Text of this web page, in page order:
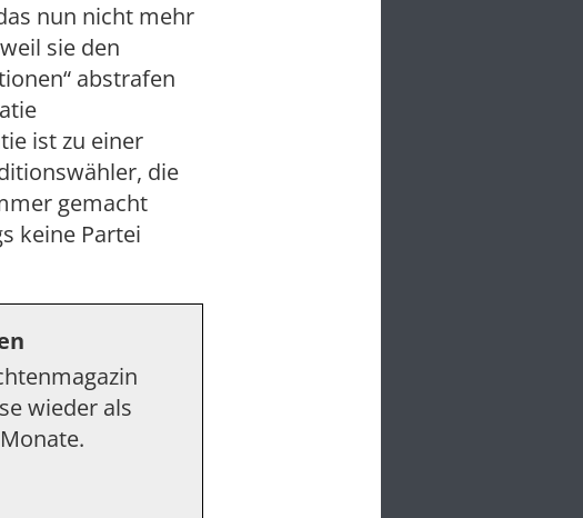
nun nicht mehr
sie den
abstrafen
ist zu einer
die
gemacht
keine Partei
wieder als